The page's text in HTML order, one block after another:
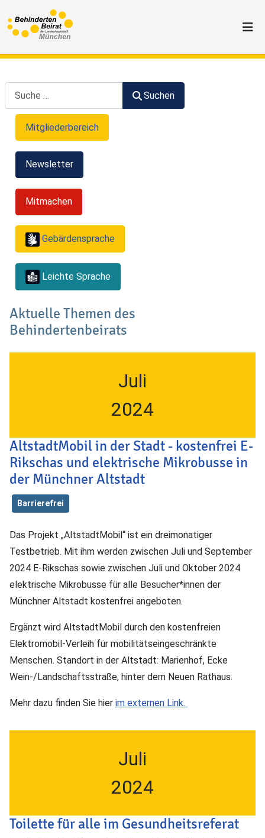
Suchen
Suchen
Mitgliederbereich
Newsletter
Mitmachen
Gebärdensprache
Leichte Sprache
Aktuelle Themen des
Behindertenbeirats
Juli
2024
AltstadtMobil in der Stadt - kostenfrei E-
Rikschas und elektrische Mikrobusse in
der Münchner Altstadt
Barrierefrei
Das Projekt „AltstadtMobil“ ist ein dreimonatiger
Testbetrieb. Mit ihm werden zwischen Juli und September
2024 E-Rikschas sowie zwischen Juli und Oktober 2024
elektrische Mikrobusse für alle Besucher*innen der
Münchner Altstadt kostenfrei angeboten.
Ergänzt wird AltstadtMobil durch den kostenfreien
Elektromobil-Verleih für mobilitätseingeschränkte
Menschen. Standort in der Altstadt: Marienhof, Ecke
Wein-/Landschaftsstraße, hinter dem Neuen Rathaus.
Mehr dazu finden Sie hier im externen Link.
Juli
2024
Toilette für alle im Gesundheitsreferat